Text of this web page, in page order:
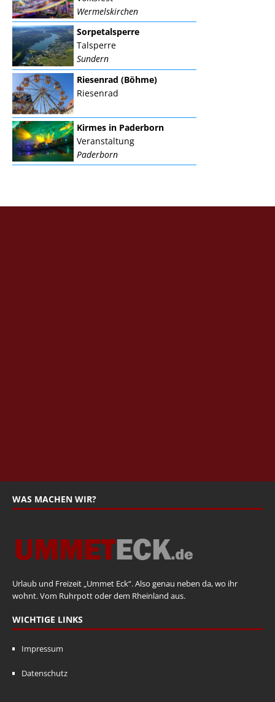
Wermelskirchen
Sorpetalsperre
Talsperre
Sundern
Riesenrad (Böhme)
Riesenrad
Kirmes in Paderborn
Veranstaltung
Paderborn
WAS MACHEN WIR?
Urlaub und Freizeit „Ummet Eck“. Also genau neben da, wo ihr
wohnt. Vom Ruhrpott oder dem Rheinland aus.
WICHTIGE LINKS
Impressum
Datenschutz